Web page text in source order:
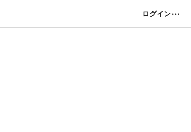
ログイン